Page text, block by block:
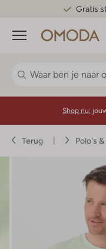
Gratis
Menu
Shop nu:
Terug Polo's